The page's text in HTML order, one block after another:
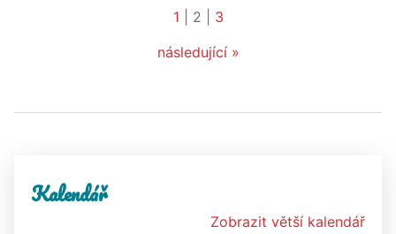
1
2
3
následující »
Kalendář
Zobrazit větší kalendář